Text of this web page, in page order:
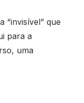
“invisível” que
para a
uma